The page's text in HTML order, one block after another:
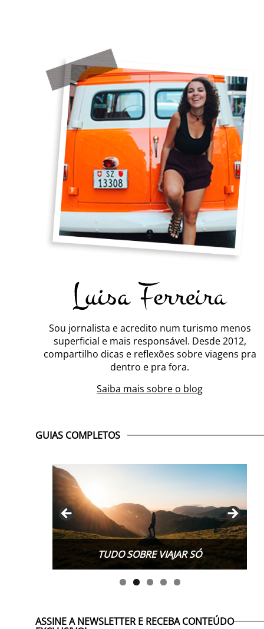
Sou jornalista e acredito num turismo menos
superficial e mais responsável. Desde 2012,
compartilho dicas e reflexões sobre viagens pra
dentro e pra fora.
Saiba mais sobre o blog
GUIAS COMPLETOS
TUDO SOBRE WORK EXCHANGE
ASSINE A NEWSLETTER E RECEBA CONTEÚDO